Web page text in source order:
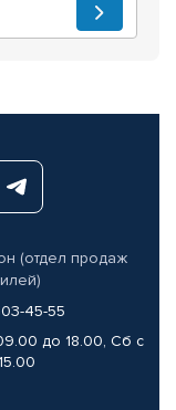
(отдел продаж
45-55
до 18.00, Сб с